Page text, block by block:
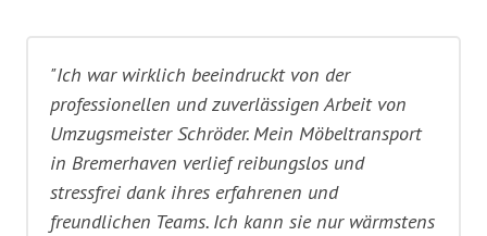
"Ich war wirklich beeindruckt von der
professionellen und zuverlässigen Arbeit von
Umzugsmeister Schröder. Mein Möbeltransport
in Bremerhaven verlief reibungslos und
stressfrei dank ihres erfahrenen und
freundlichen Teams. Ich kann sie nur wärmstens